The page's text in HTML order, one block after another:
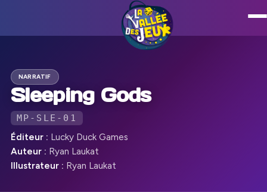
NARRATIF
Sleeping Gods
MP-SLE-01
Éditeur : Lucky Duck Games
Auteur : Ryan Laukat
Illustrateur : Ryan Laukat